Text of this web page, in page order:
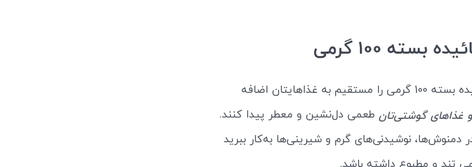
بسته 100 گرمی
شما می‌توانید زنجبیل ساییده بسته 100 گرمی را مستقیم به غذاهایتان اضافه
غذاهای گوشتی‌تان طعمی دل‌نشین و معطر پیدا کنند.
دمنوش‌ها، نوشیدنی‌های گرم و شیرینی‌ها به‌کار ببرید